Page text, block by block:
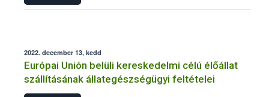
2022. december 13, kedd
Európai Unión belüli kereskedelmi célú élőállat
szállításának állategészségügyi feltételei